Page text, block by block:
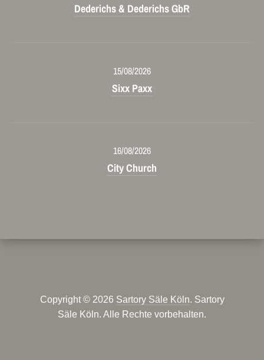
Dederichs & Dederichs GbR
15/08/2026
Sixx Paxx
16/08/2026
City Church
Copyright © 2026 Sartory Säle Köln. Sartory
Säle Köln. Alle Rechte vorbehalten.